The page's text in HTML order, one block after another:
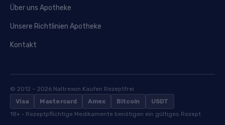
Über uns Apotheke
Unsere Richtlinien Apotheke
Kontakt
© 2012 – 2026 Naltrexon Kaufen Rezeptfrei
Visa
Mastercard Amex Bitcoin
USDT
18+ · Rezeptpflichtige Medikamente benötigen ein gültiges Rezept